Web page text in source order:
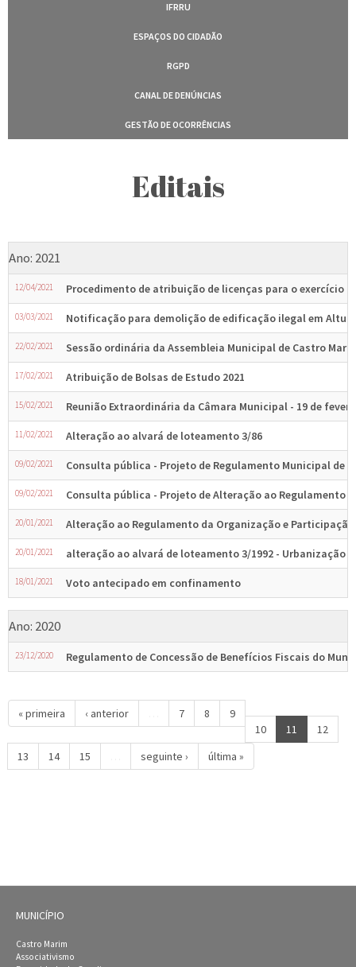
IFRRU
ESPAÇOS DO CIDADÃO
RGPD
CANAL DE DENÚNCIAS
GESTÃO DE OCORRÊNCIAS
Editais
Ano: 2021
12/04/2021 Procedimento de atribuição de licenças para o exercício
03/03/2021 Notificação para demolição de edificação ilegal em Altura
22/02/2021 Sessão ordinária da Assembleia Municipal de Castro
17/02/2021 Atribuição de Bolsas de Estudo 2021
15/02/2021 Reunião Extraordinária da Câmara Municipal - 19 de
11/02/2021 Alteração ao alvará de loteamento 3/86
09/02/2021 Consulta pública - Projeto de Regulamento Municipal de
09/02/2021 Consulta pública - Projeto de Alteração ao Regulamento
20/01/2021 Alteração ao Regulamento da Organização e
20/01/2021 alteração ao alvará de loteamento 3/1992 - Urbanização
18/01/2021 Voto antecipado em confinamento
Ano: 2020
23/12/2020 Regulamento de Concessão de Benefícios Fiscais do
« primeira ‹ anterior 7 8
9
10
11
12
13
14 15 seguinte › última »
MUNICÍPIO
Castro Marim
Associativismo